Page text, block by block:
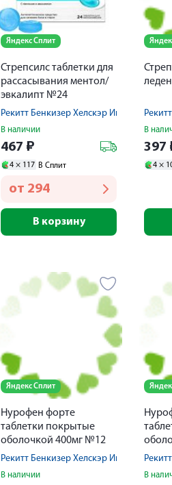
Яндекс Сплит
Стрепсилс таблетки для
рассасывания ментол/
эвкалипт №24
Рекитт Бенкизер Хелскэр Интернешнл
В наличии
467 ₽
4 × 117 В Сплит
от 294
В корзину
В
397
4 ×
Яндекс Сплит
Нурофен форте
таблетки покрытые
оболочкой 400мг №12
Рекитт Бенкизер Хелскэр Интернешнл
В наличии В